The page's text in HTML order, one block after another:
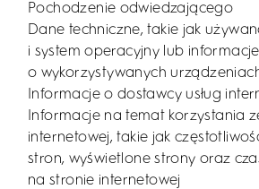
Pochodzenie odwiedzającego
Dane techniczne, takie jak
i system operacyjny lub informacje
o wykorzystywanych
Informacje o dostawcy usług
Informacje na temat korzystania
internetowej, takie jak
stron, wyświetlone strony oraz
na stronie internetowej